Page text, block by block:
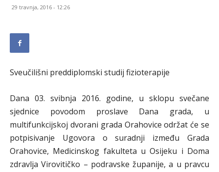
29 travnja, 2016 - 12:26
Sveučilišni preddiplomski studij fizioterapije
Dana 03. svibnja 2016. godine, u sklopu svečane
sjednice povodom proslave Dana grada, u
multifunkcijskoj dvorani grada Orahovice održat će se
potpisivanje Ugovora o suradnji između Grada
Orahovice, Medicinskog fakulteta u Osijeku i Doma
zdravlja Virovitičko – podravske županije, a u pravcu